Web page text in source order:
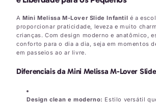
AMini Melissa M-Lover Slide Infantil é a
proporcionar praticidade, leveza e muito
crianças. Com design moderno e anatômico,
conforto para o dia a dia, seja em momentos
em passeios ao ar livre.
Diferenciais da Mini Melissa M-Lover
Design clean e moderno: Estilo versátil